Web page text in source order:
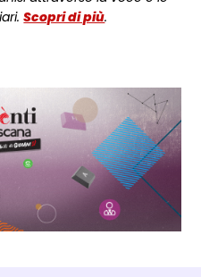
Scopri di più.
- apre una
- apre una
e condividi -